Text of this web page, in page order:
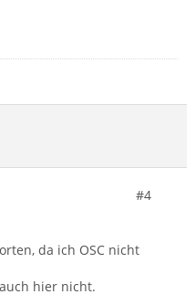
#4
da ich OSC nicht
hier nicht.